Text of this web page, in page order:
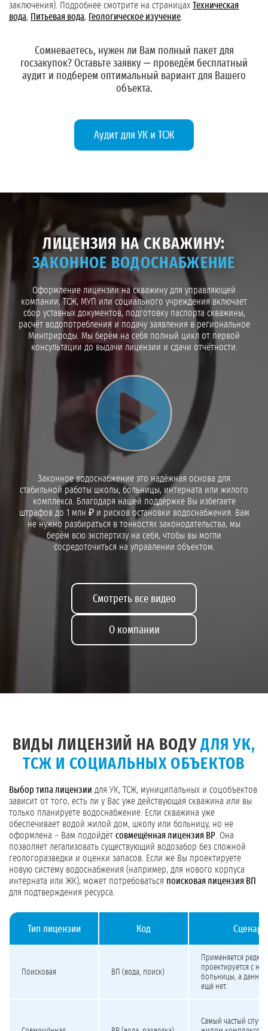
заключения). Подробнее смотрите на страницах Техническая
вода, Питьевая вода, Геологическое изучение
Сомневаетесь, нужен ли Вам полный пакет для
госзакупок? Оставьте заявку — проведём бесплатный
аудит и подберем оптимальный вариант для Вашего
объекта.
Аудит для УК и ТСЖ
ЛИЦЕНЗИЯ НА СКВАЖИНУ:
ЗАКОННОЕ ВОДОСНАБЖЕНИЕ
Оформление лицензии на скважину для управляющей
компании, ТСЖ, МУП или социального учреждения включает
сбор уставных документов, подготовку паспорта скважины,
расчёт водопотребления и подачу заявления в региональное
Минприроды. Мы берём на себя полный цикл от первой
консультации до выдачи лицензии и сдачи отчётности.
Воспроизвести видео
Законное водоснабжение это надёжная основа для
стабильной работы школы, больницы, интерната или жилого
комплекса. Благодаря нашей поддержке Вы избегаете
штрафов до 1 млн ₽ и рисков остановки водоснабжения. Вам
не нужно разбираться в тонкостях законодательства, мы
берём всю экспертизу на себя, чтобы вы могли
сосредоточиться на управлении объектом.
Смотреть все видео
О компании
ВИДЫ ЛИЦЕНЗИЙ НА ВОДУДЛЯ УК,
ТСЖ И СОЦИАЛЬНЫХ ОБЪЕКТОВ
Выбор типа лицензии для УК, ТСЖ, муниципальных и соцобъектов
зависит от того, есть ли у Вас уже действующая скважина или вы
только планируете водоснабжение. Если скважина уже
обеспечивает водой жилой дом, школу или больницу, но не
оформлена – Вам подойдёт совмещённая лицензия ВР . Она
позволяет легализовать существующий водозабор без сложной
геологоразведки и оценки запасов. Если же Вы проектируете
новую систему водоснабжения (например, для нового корпуса
интерната или ЖК), может потребоваться поисковая лицензия ВП
для подтверждения ресурса.
Тип лицензии Код
Поисковая ВП (вода, поиск)
Применяется
проектируется с
больницы, а
ещё нет.
Самый частый